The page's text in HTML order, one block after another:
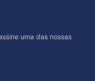
uma das nossas